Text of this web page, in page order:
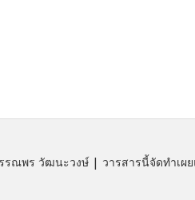
รณพร วัฒนะวงษ์ | วารสารนี้จัดทำเ